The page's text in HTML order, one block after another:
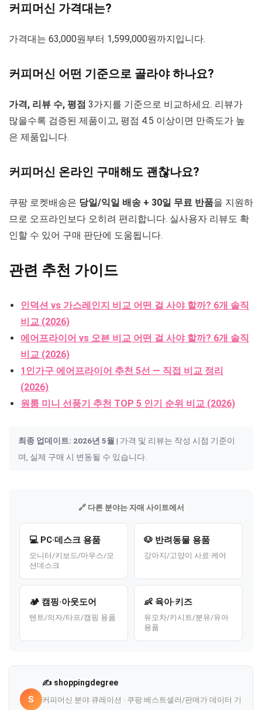
커피머신 가격대는?
가격대는 63,000원부터 1,599,000원까지입니다.
커피머신 어떤 기준으로 골라야 하나요?
가격, 리뷰 수, 평점 3가지를 기준으로 비교하세요. 리뷰가
많을수록 검증된 제품이고, 평점 4.5 이상이면 만족도가 높
은 제품입니다.
커피머신 온라인 구매해도 괜찮나요?
쿠팡 로켓배송은 당일/익일 배송 + 30일 무료 반품을 지원하
므로 오프라인보다 오히려 편리합니다. 실사용자 리뷰도 확
인할 수 있어 구매 판단에 도움됩니다.
관련 추천 가이드
인덕션 vs 가스레인지 비교 어떤 걸 사야 할까? 6개 솔직
비교 (2026)
에어프라이어 vs 오븐 비교 어떤 걸 사야 할까? 6개 솔직
비교 (2026)
1인가구 에어프라이어 추천 5선 — 직접 비교 정리
(2026)
원룸 미니 선풍기 추천 TOP 5 인기 순위 비교 (2026)
최종 업데이트: 2026년 5월 | 가격 및 리뷰는 작성 시점 기준이
며, 실제 구매 시 변동될 수 있습니다.
🔗 다른 분야는 자매 사이트에서
💻 PC·데스크 용품
모니터/키보드/마우스/모
션데스크
🐶 반려동물 용품
강아지/고양이 사료·케어
🏕️ 캠핑·아웃도어
텐트/의자/타프/캠핑 용품
👶 육아·키즈
유모차/카시트/분유/유아
용품
S
✍️ shoppingdegree
커피머신 분야 큐레이션 · 쿠팡 베스트셀러/판매가 데이터 기